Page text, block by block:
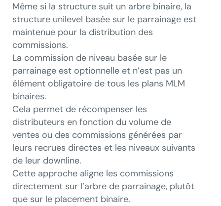
Même si la structure suit un arbre binaire, la
structure unilevel basée sur le parrainage est
maintenue pour la distribution des
commissions.
La commission de niveau basée sur le
parrainage est optionnelle et n’est pas un
élément obligatoire de tous les plans MLM
binaires.
Cela permet de récompenser les
distributeurs en fonction du volume de
ventes ou des commissions générées par
leurs recrues directes et les niveaux suivants
de leur downline.
Cette approche aligne les commissions
directement sur l’arbre de parrainage, plutôt
que sur le placement binaire.